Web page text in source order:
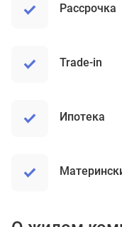
рассрочка
trade-in
ипотека